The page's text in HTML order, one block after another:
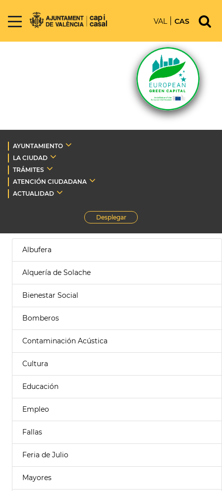
VAL CAS
AYUNTAMIENTO
LA CIUDAD
TRÁMITES
ATENCIÓN CIUDADANA
ACTUALIDAD
Desplegar
Albufera
Alquería de Solache
Bienestar Social
Bomberos
Contaminación Acústica
Cultura
Educación
Empleo
Fallas
Feria de Julio
Mayores